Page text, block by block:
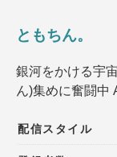
ともちん。
銀河をかける宇
ん)集めに奮闘中
配信スタイル